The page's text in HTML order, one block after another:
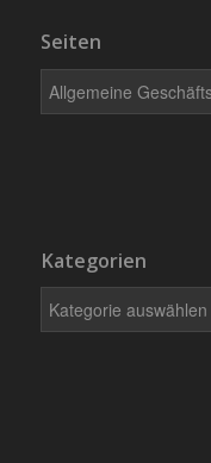
Seiten
Kategorien